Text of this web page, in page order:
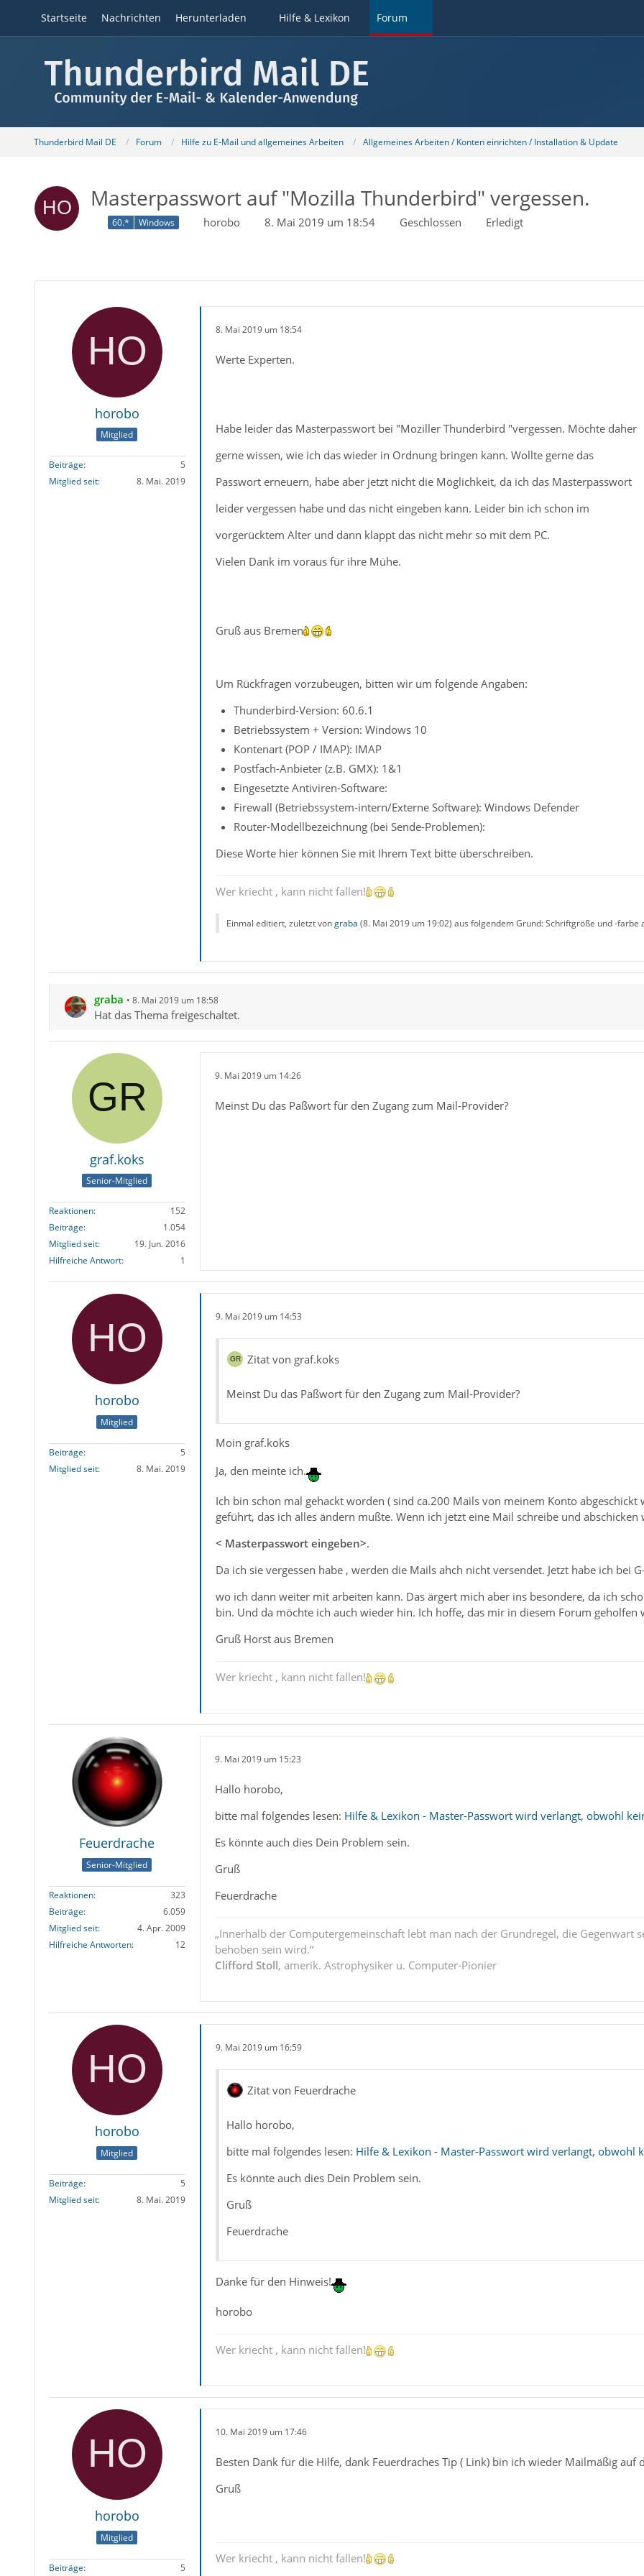
Startseite Nachrichten Herunterladen Hilfe & Lexikon Forum
Thunderbird Mail DE Forum Hilfe zu E-Mail und allgemeines Arbeiten Allgemeines Arbeiten / Konten einrichten / Installation & Update
Masterpasswort auf "Mozilla Thunderbird" vergessen.
60.* Windows horobo 8. Mai 2019 um 18:54 Geschlossen Erledigt
horobo
Mitglied
Beiträge
5
Mitglied seit
8. Mai. 2019
8. Mai 2019 um 18:54
Werte Experten.
Habe leider das Masterpasswort bei "Moziller Thunderbird "vergessen. Möchte daher
gerne wissen, wie ich das wieder in Ordnung bringen kann. Wollte gerne das
Passwort erneuern, habe aber jetzt nicht die Möglichkeit, da ich das Masterpasswort
leider vergessen habe und das nicht eingeben kann. Leider bin ich schon im
vorgerücktem Alter und dann klappt das nicht mehr so mit dem PC.
Vielen Dank im voraus für ihre Mühe.
Gruß aus Bremen
Um Rückfragen vorzubeugen, bitten wir um folgende Angaben:
Thunderbird-Version: 60.6.1
Betriebssystem + Version: Windows 10
Kontenart (POP / IMAP): IMAP
Postfach-Anbieter (z.B. GMX): 1&1
Eingesetzte Antiviren-Software:
Firewall (Betriebssystem-intern/Externe Software): Windows Defender
Router-Modellbezeichnung (bei Sende-Problemen):
Diese Worte hier können Sie mit Ihrem Text bitte überschreiben.
Wer kriecht , kann nicht fallen!
Einmal editiert, zuletzt vongraba (8. Mai 2019 um 19:02) aus folgendem Grund: Schriftgröße und -farbe
graba 8. Mai 2019 um 18:58
Hat das Thema freigeschaltet.
graf.koks
Senior-Mitglied
Reaktionen
152
Beiträge
1.054
Mitglied seit
19. Jun. 2016
Hilfreiche Antwort
1
9. Mai 2019 um 14:26
Meinst Du das Paßwort für den Zugang zum Mail-Provider?
horobo
Mitglied
Beiträge
5
Mitglied seit
8. Mai. 2019
9. Mai 2019 um 14:53
Zitat von graf.koks
Meinst Du das Paßwort für den Zugang zum Mail-Provider?
Moin graf.koks
Ja, den meinte ich.
Ich bin schon mal gehackt worden ( sind ca.200 Mails von meinem Konto
geführt, das ich alles ändern mußte. Wenn ich jetzt eine Mail schreibe und
< Masterpasswort eingeben>.
Da ich sie vergessen habe , werden die Mails ahch nicht versendet. Jetzt habe ich bei
wo ich dann weiter mit arbeiten kann. Das ärgert mich aber ins besondere, da ich
bin. Und da möchte ich auch wieder hin. Ich hoffe, das mir in diesem Forum geholfen
Gruß Horst aus Bremen
Wer kriecht , kann nicht fallen!
Feuerdrache
Senior-Mitglied
Reaktionen
323
Beiträge
6.059
Mitglied seit
4. Apr. 2009
Hilfreiche Antworten
12
9. Mai 2019 um 15:23
Hallo horobo,
bitte mal folgendes lesen: Hilfe & Lexikon - Master-Passwort wird verlangt, obwohl
Es könnte auch dies Dein Problem sein.
Gruß
Feuerdrache
„Innerhalb der Computergemeinschaft lebt man nach der Grundregel, die Gegenwart
behoben sein wird.“
Clifford Stoll, amerik. Astrophysiker u. Computer-Pionier
horobo
Mitglied
Beiträge
5
Mitglied seit
8. Mai. 2019
9. Mai 2019 um 16:59
Zitat von Feuerdrache
Hallo horobo,
bitte mal folgendes lesen: Hilfe & Lexikon - Master-Passwort wird verlangt, obwohl
Es könnte auch dies Dein Problem sein.
Gruß
Feuerdrache
Danke für den Hinweis!
horobo
Wer kriecht , kann nicht fallen!
horobo
Mitglied
Beiträge 5
10. Mai 2019 um 17:46
Besten Dank für die Hilfe, dank Feuerdraches Tip ( Link) bin ich wieder Mailmäßig auf
Gruß
Wer kriecht , kann nicht fallen!